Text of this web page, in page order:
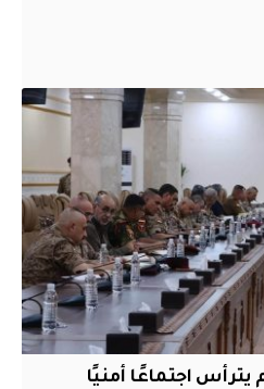
يترأس اجتماعًا أمنيًا